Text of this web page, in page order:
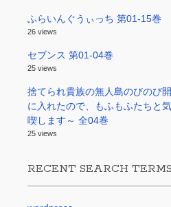
ふらいんぐうぃっち 第01-15巻
26 views
セブンス 第01-04巻
25 views
捨てられ貴族の無人島のびのび
に入れたので、もふもふたちと
喫します～ 全04巻
25 views
RECENT SEARCH TERMS